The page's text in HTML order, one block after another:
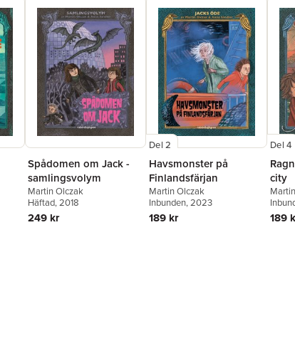
Spådomen om Jack -
samlingsvolym
Martin Olczak
Häftad, 2018
249 kr
Del 2
Havsmonster på
Finlandsfärjan
Martin Olczak
Inbunden, 2023
189 kr
Del 4
city
189